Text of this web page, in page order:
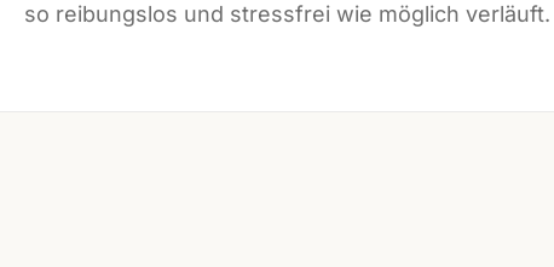
so reibungslos und stressfrei wie möglich verläuft.